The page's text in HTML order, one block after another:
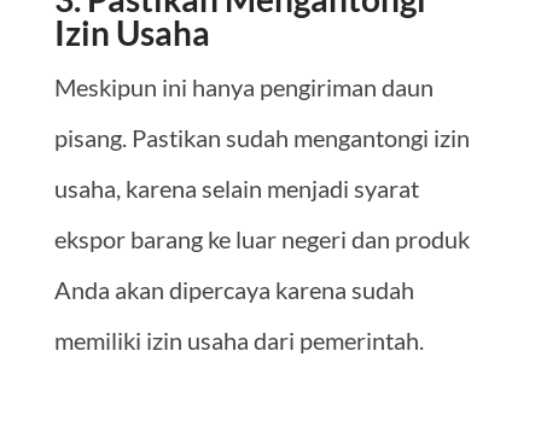
Izin Usaha
Meskipun ini hanya pengiriman daun
pisang. Pastikan sudah mengantongi izin
usaha, karena selain menjadi syarat
ekspor barang ke luar negeri dan produk
Anda akan dipercaya karena sudah
memiliki izin usaha dari pemerintah.